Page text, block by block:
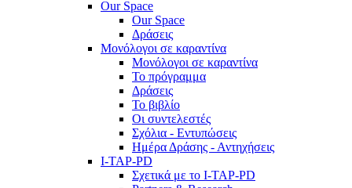
Our Space
Our Space
Δράσεις
Μονόλογοι σε καραντίνα
Μονόλογοι σε καραντίνα
Το πρόγραμμα
Δράσεις
Το βιβλίο
Οι συντελεστές
Σχόλια - Εντυπώσεις
Ημέρα Δράσης - Αντηχήσεις
I-TAP-PD
Σχετικά με το I-TAP-PD